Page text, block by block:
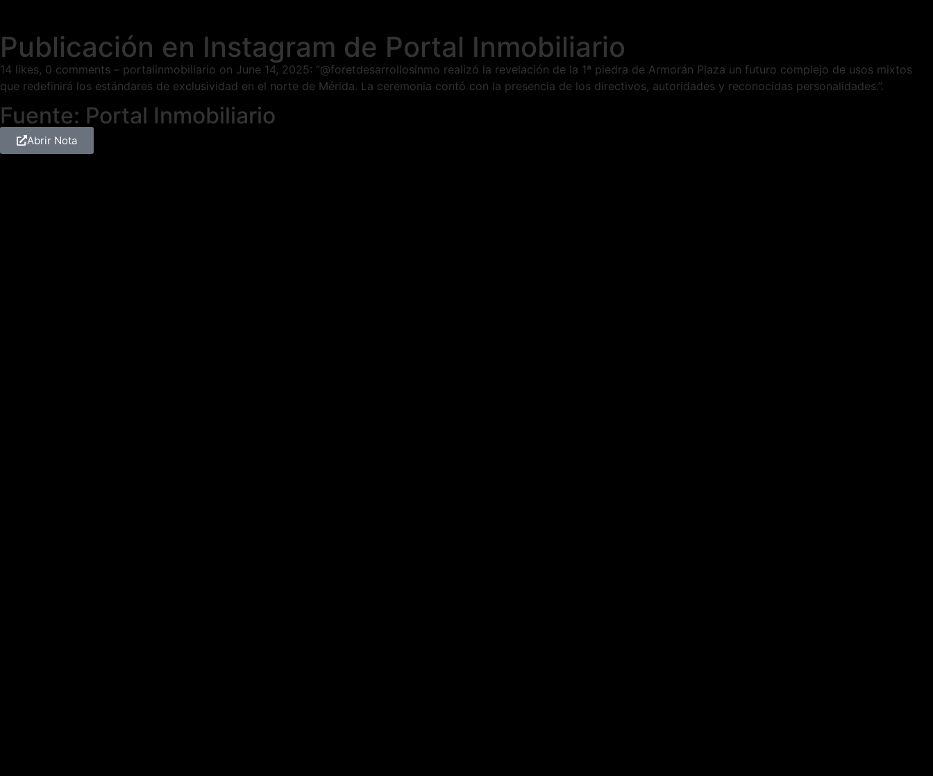
Publicación en Instagram de Portal Inmobiliario
14 likes, 0 comments – portalinmobiliario on June 14, 2025: “@foretdesarrollosinmo realizó la revelación de la 1ª piedra de Armorán Plaza un futuro complejo de usos mixtos
que redefinirá los estándares de exclusividad en el norte de Mérida. La ceremonia contó con la presencia de los directivos, autoridades y reconocidas personalidades.”.
Fuente: Portal Inmobiliario
Abrir Nota